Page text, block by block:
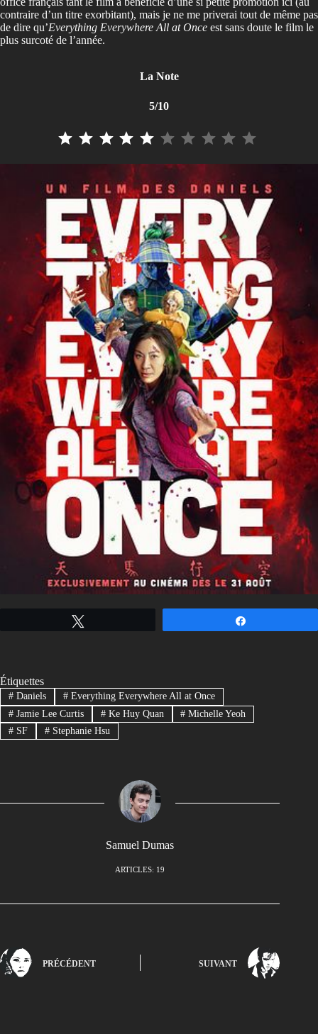
contraire d’un titre exorbitant), mais je ne me priverai tout de même pas
de dire qu’Everything Everywhere All at Once est sans doute le film le
plus surcoté de l’année.
La Note
5/10
Étiquettes
#Daniels #Everything Everywhere All at Once
#Jamie Lee Curtis #Ke Huy Quan # Michelle Yeoh
#SF #Stephanie Hsu
Samuel Dumas
ARTICLES: 19
PRÉCÉDENT SUIVANT